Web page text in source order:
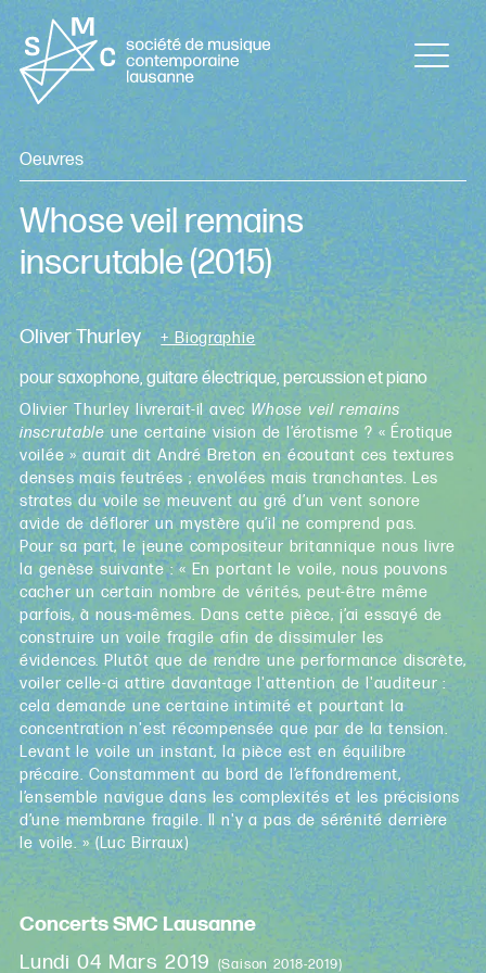
Oeuvres
Whose veil remains
inscrutable(2015)
Oliver Thurley + Biographie
pour saxophone, guitare électrique, percussion et piano
Olivier Thurley livrerait-il avec Whose veil remains
inscrutable une certaine vision de l’érotisme ? « Érotique
voilée » aurait dit André Breton en écoutant ces textures
denses mais feutrées ; envolées mais tranchantes. Les
strates du voile se meuvent au gré d’un vent sonore
avide de déflorer un mystère qu’il ne comprend pas.
Pour sa part, le jeune compositeur britannique nous livre
la genèse suivante : « En portant le voile, nous pouvons
cacher un certain nombre de vérités, peut-être même
parfois, à nous-mêmes. Dans cette pièce, j’ai essayé de
construire un voile fragile afin de dissimuler les
évidences. Plutôt que de rendre une performance discrète,
voiler celle-ci attire davantage l'attention de l'auditeur :
cela demande une certaine intimité et pourtant la
concentration n'est récompensée que par de la tension.
Levant le voile un instant, la pièce est en équilibre
précaire. Constamment au bord de l’effondrement,
l’ensemble navigue dans les complexités et les précisions
d’une membrane fragile. Il n'y a pas de sérénité derrière
le voile. » (Luc Birraux)
Concerts SMC Lausanne
Lundi 04 Mars 2019 (Saison 2018-2019)